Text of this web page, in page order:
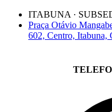
ITABUNA ·
Praça Otávio
602, Centro, Itabuna,